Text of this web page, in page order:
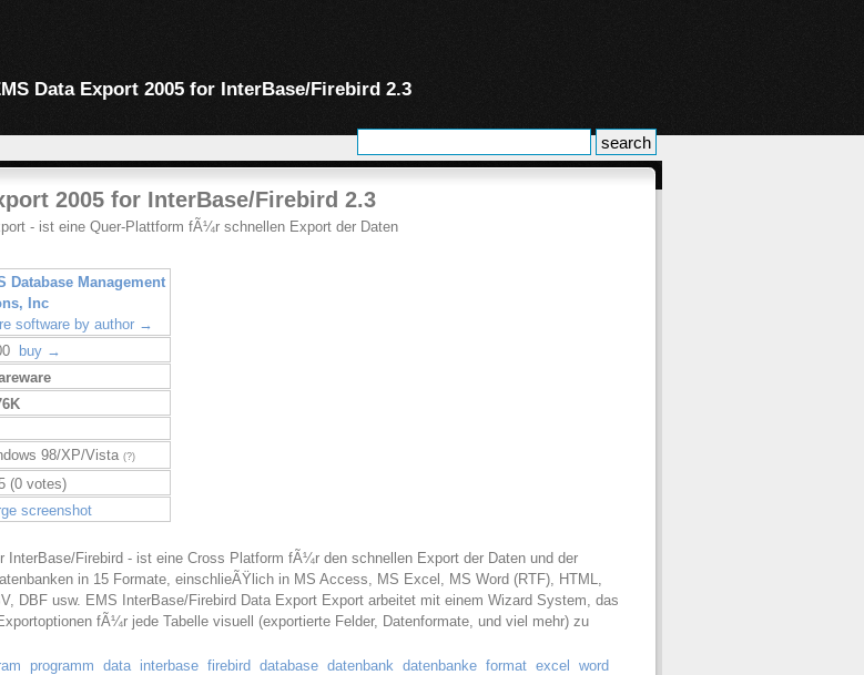
Data Export 2005 for InterBase/Firebird 2.3
2005 for InterBase/Firebird 2.3
- ist eine Quer-Plattform fÃ¼r schnellen Export der Daten
Database Management
Inc
software by author →
buy →
98/XP/Vista (?)
(0 votes)
screenshot
InterBase/Firebird - ist eine Cross Platform fÃ¼r den schnellen Export der Daten und der
in 15 Formate, einschlieÃŸlich in MS Access, MS Excel, MS Word (RTF), HTML,
DBF usw. EMS InterBase/Firebird Data Export Export arbeitet mit einem Wizard System, das
fÃ¼r jede Tabelle visuell (exportierte Felder, Datenformate, und viel mehr) zu
programm data interbase firebird database datenbank datenbanke format excel word